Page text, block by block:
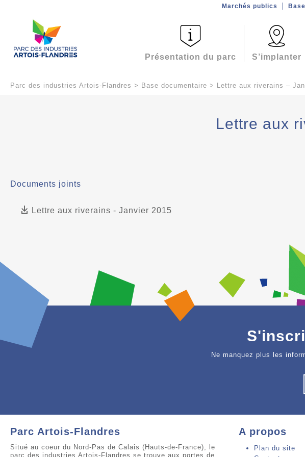
Présentation du parc S’implanter
Marchés publics
Parc des industries Artois-Flandres > Base documentaire > Lettre aux riverains –
Lettre aux
Documents joints
Lettre aux riverains - Janvier 2015
Ne manquez plus les
Parc Artois-Flandres
Situé au coeur du Nord-Pas de Calais (Hauts-de-France), le
parc des industries Artois-Flandres se trouve aux portes de
A propos
Plan du site